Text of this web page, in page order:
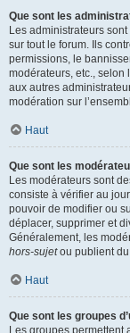
Que sont les
Les administrateurs
sur tout le forum. Ils
permissions, le
modérateurs, etc., selon
aux autres
modération sur
Haut
Que sont les
Les modérateurs sont
consiste à vérifier au
pouvoir de modifier ou
déplacer, supprimer et
Généralement, les
hors-sujetou publient du
Haut
Que sont les groupes
Les groupes permettent